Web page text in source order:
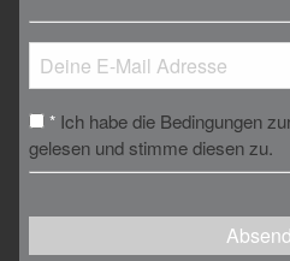
* Ich habe die Bedingungen
gelesen und stimme diesen zu.